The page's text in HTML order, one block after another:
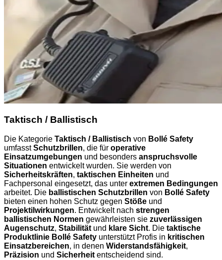
Taktisch / Ballistisch
Die Kategorie Taktisch / Ballistisch von Bollé Safety
umfasstSchutzbrillen, die für operative
Einsatzumgebungen und besonders anspruchsvolle
Situationen entwickelt wurden. Sie werden von
Sicherheitskräften, taktischen Einheiten und
Fachpersonal eingesetzt, das unter extremen Bedingungen
arbeitet. Die ballistischen Schutzbrillen von Bollé Safety
bieten einen hohen Schutz gegen Stöße und
Projektilwirkungen. Entwickelt nach strengen
ballistischen Normen gewährleisten sie zuverlässigen
Augenschutz, Stabilität und klare Sicht. Die taktische
Produktlinie Bollé Safety unterstützt Profis in kritischen
Einsatzbereichen, in denen Widerstandsfähigkeit,
Präzision und Sicherheit entscheidend sind.